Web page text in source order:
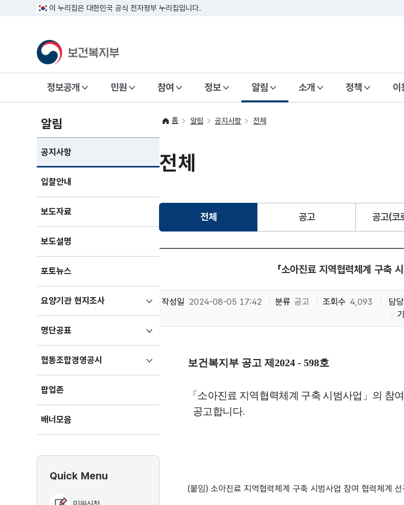
이 누리집은 대한민국 공식 전자정부 누리집입니다.
정보공개 민원 참여 정보 알림 소개 정책 이
알림
공지사항
입찰안내
보도자료
보도설명
포토뉴스
요양기관 현지조사하위메뉴
펼치기
명단공표
펼치기
협동조합경영공시
펼치기
팝업존
배너모음
Quick Menu
홈 알림 공지사항 전체
전체
전체선택됨 공고 공고(코
「소아진료 지역협력체계 구축
작성일 2024-08-05 17:42 분류 공고 조회수 4,093 담
보건복지부 공고 제 2024 - 598호
「 소아진료 지역협력체계 구축 시범사업 」 의 참
공고합니다.
(붙임) 소아진료 지역협력체계 구축 시범사업 참여 협력체계